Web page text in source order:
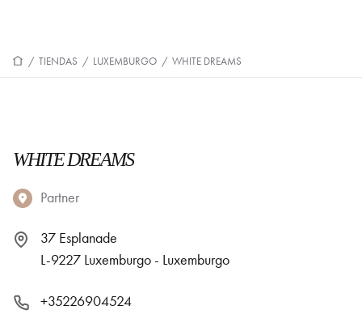
/ TIENDAS / LUXEMBURGO / WHITE DREAMS
WHITE DREAMS
Partner
37 Esplanade
L-9227 Luxemburgo - Luxemburgo
+35226904524